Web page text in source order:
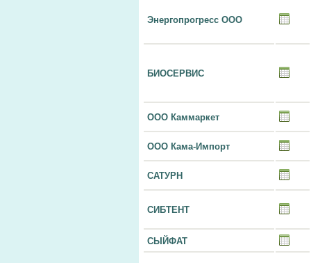
Энергопрогресс ООО
БИОСЕРВИС
ООО Каммаркет
ООО Кама-Импорт
САТУРН
СИБТЕНТ
СЫЙФАТ